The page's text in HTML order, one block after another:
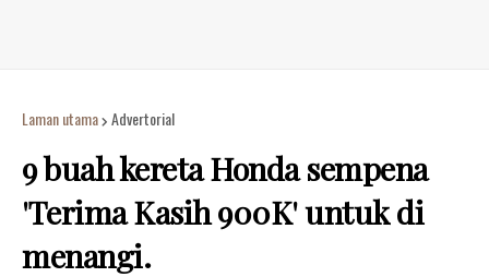
Laman utama Advertorial
9 buah kereta Honda sempena
'Terima Kasih 900K' untuk di
menangi.